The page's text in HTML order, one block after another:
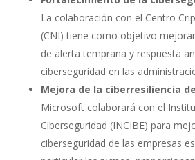
La colaboración con el Centro
(CNI) tiene como objetivo
de alerta temprana y respuesta
ciberseguridad en las
Mejora de la ciberresiliencia
Microsoft colaborará con el
Ciberseguridad (INCIBE) para
ciberseguridad de las empresas